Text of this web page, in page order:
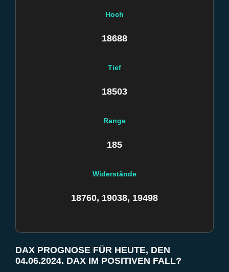
Hoch
18688
Tief
18503
Range
185
Widerstände
18760, 19038, 19498
DAX PROGNOSE FÜR HEUTE, DEN
04.06.2024. DAX IM POSITIVEN FALL?